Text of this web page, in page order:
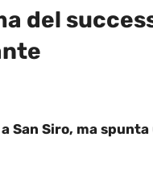
del
San Siro, ma